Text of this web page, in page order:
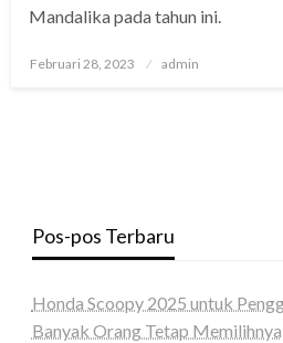
Mandalika pada tahun ini.
Posted
Februari 28, 2023 admin
Pos-pos Terbaru
Honda Scoopy 2025 untuk
Banyak Orang Tetap Memilihnya